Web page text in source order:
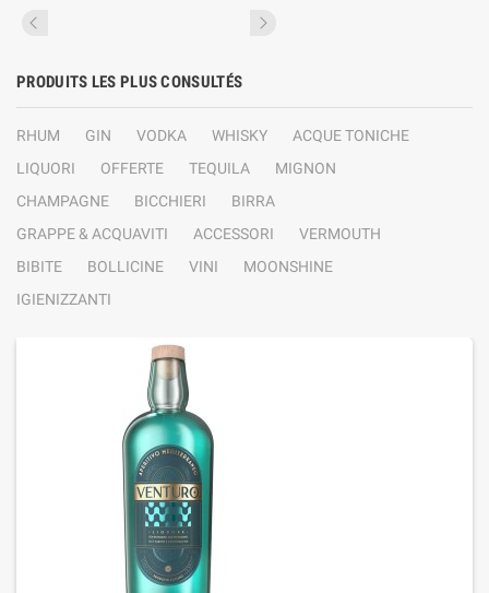
PRODUITS LES PLUS CONSULTÉS
RHUM GIN VODKA WHISKY
ACQUE TONICHE
LIQUORI
OFFERTE TEQUILA
MIGNON
CHAMPAGNE
BICCHIERI
BIRRA
GRAPPE & ACQUAVITI
ACCESSORI
VERMOUTH
BIBITE
BOLLICINE VINI
MOONSHINE
IGIENIZZANTI